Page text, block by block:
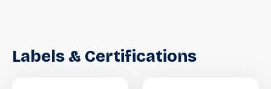
Labels & Certifications